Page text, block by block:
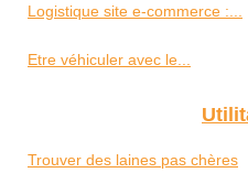
Logistique site e-commerce :...
Etre véhiculer avec le...
Trouver des laines pas chères